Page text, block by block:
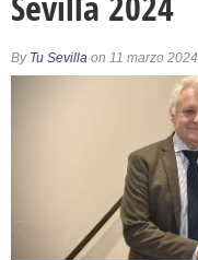
By Tu Sevilla on 11 marzo 2024